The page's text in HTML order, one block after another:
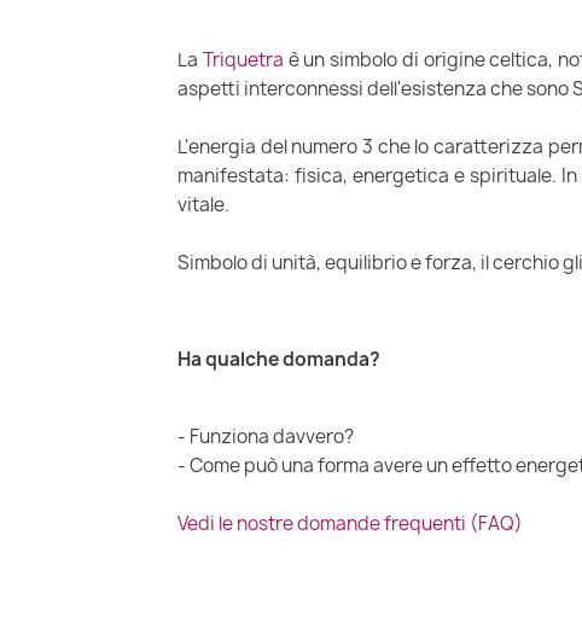
La Triquetra è un simbolo di origine celtica,
aspetti interconnessi dell'esistenza che sono
L'energia del numero 3 che lo caratterizza
manifestata: fisica, energetica e spirituale.
vitale.
Simbolo di unità, equilibrio e forza, il cerchio
Ha qualche domanda?
- Funziona davvero?
- Come può una forma avere un effetto
Vedi le nostre domande frequenti (FAQ)